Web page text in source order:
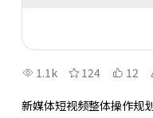
1.1k 124 12
新媒体短视频整体操作规